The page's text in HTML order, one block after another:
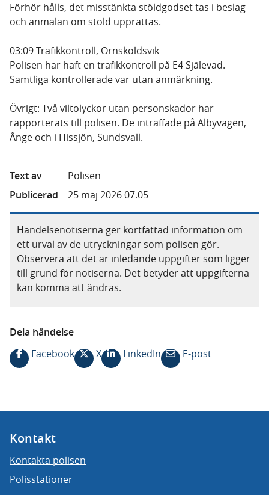
Förhör hålls, det misstänkta stöldgodset tas i beslag
och anmälan om stöld upprättas.
03:09 Trafikkontroll, Örnsköldsvik
Polisen har haft en trafikkontroll på E4 Själevad.
Samtliga kontrollerade var utan anmärkning.
Övrigt: Två viltolyckor utan personskador har
rapporterats till polisen. De inträffade på Albyvägen,
Ånge och i Hissjön, Sundsvall.
Text av
Polisen
Publicerad
25 maj 2026 07.05
Händelsenotiserna ger kortfattad information om
ett urval av de utryckningar som polisen gör.
Observera att det är inledande uppgifter som ligger
till grund för notiserna. Det betyder att uppgifterna
kan komma att ändras.
Dela händelse
Facebook
X LinkedIn E-post
Kontakt
Kontakta polisen
Polisstationer